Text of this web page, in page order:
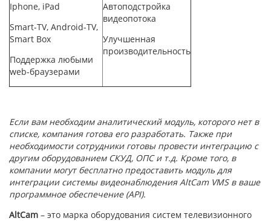
Iphone, iPad
Smart-TV, Android-TV,
Smart Box
Поддержка любыми
web-браузерами
Автоподстройка
видеопотока
Улучшенная
производительность
Если вам необходим аналитический модуль, которого нет в
списке, компания готова его разработать. Также при
необходимости сотрудники готовы провести интеграцию с
другим оборудованием СКУД, ОПС и т.д. Кроме того, в
компании могут бесплатно предоставить модуль для
интеграции системы видеонаблюдения AltCam VMS в ваше
программное обеспечение (API).
AltCam – это марка оборудования систем телевизионного